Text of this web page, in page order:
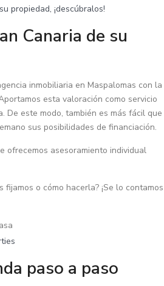
propiedad, ¡descúbralos!
Canaria de su
inmobiliaria en Maspalomas con la
esta valoración como servicio
De este modo, también es más fácil que
sus posibilidades de financiación.
ofrecemos asesoramiento individual
o cómo hacerla? ¡Se lo contamos
paso a paso